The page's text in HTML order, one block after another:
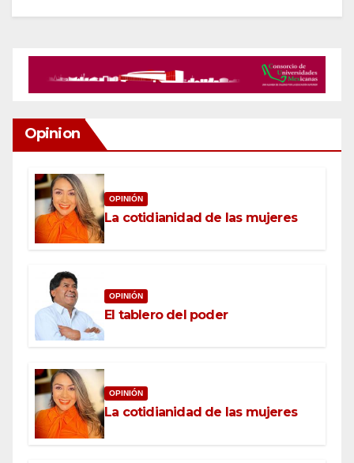
Opinion
OPINIÓN
La cotidianidad de las mujeres
OPINIÓN
El tablero del poder
OPINIÓN
La cotidianidad de las mujeres